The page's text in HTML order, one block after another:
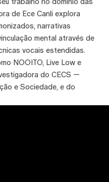
trabalho no domínio das
de Ece Canli explora
narrativas
mental através de
vocais estendidas.
NOOITO, Live Low e
do CECS —
e Sociedade, e do